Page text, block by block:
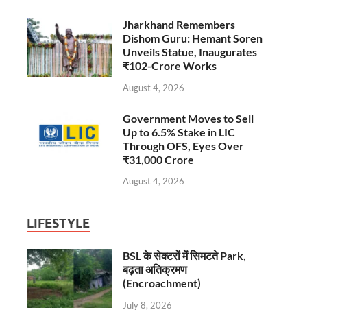
Jharkhand Remembers
Dishom Guru: Hemant Soren
Unveils Statue, Inaugurates
₹102-Crore Works
August 4, 2026
Government Moves to Sell
Up to 6.5% Stake in LIC
Through OFS, Eyes Over
₹31,000 Crore
August 4, 2026
LIFESTYLE
BSL के सेक्टरों में सिमटते Park,
बढ़ता अतिक्रमण
(Encroachment)
July 8, 2026